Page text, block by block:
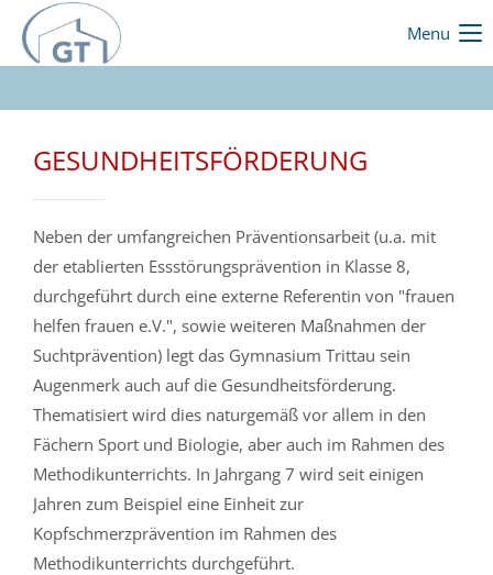
Menu
GESUNDHEITSFÖRDERUNG
Neben der umfangreichen Präventionsarbeit (u.a. mit
der etablierten Essstörungsprävention in Klasse 8,
durchgeführt durch eine externe Referentin von "frauen
helfen frauen e.V.", sowie weiteren Maßnahmen der
Suchtprävention) legt das Gymnasium Trittau sein
Augenmerk auch auf die Gesundheitsförderung.
Thematisiert wird dies naturgemäß vor allem in den
Fächern Sport und Biologie, aber auch im Rahmen des
Methodikunterrichts. In Jahrgang 7 wird seit einigen
Jahren zum Beispiel eine Einheit zur
Kopfschmerzprävention im Rahmen des
Methodikunterrichts durchgeführt.